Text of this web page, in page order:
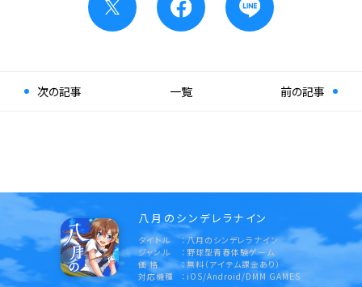
次の記事 前の記事
一覧
八月のシンデレラナイン
タイトル
八月のシンデレラナイン
ジャンル
野球型青春体験ゲーム
価 格
無料（アイテム課金あり）
対応機種
iOS/Android/DMM GAMES